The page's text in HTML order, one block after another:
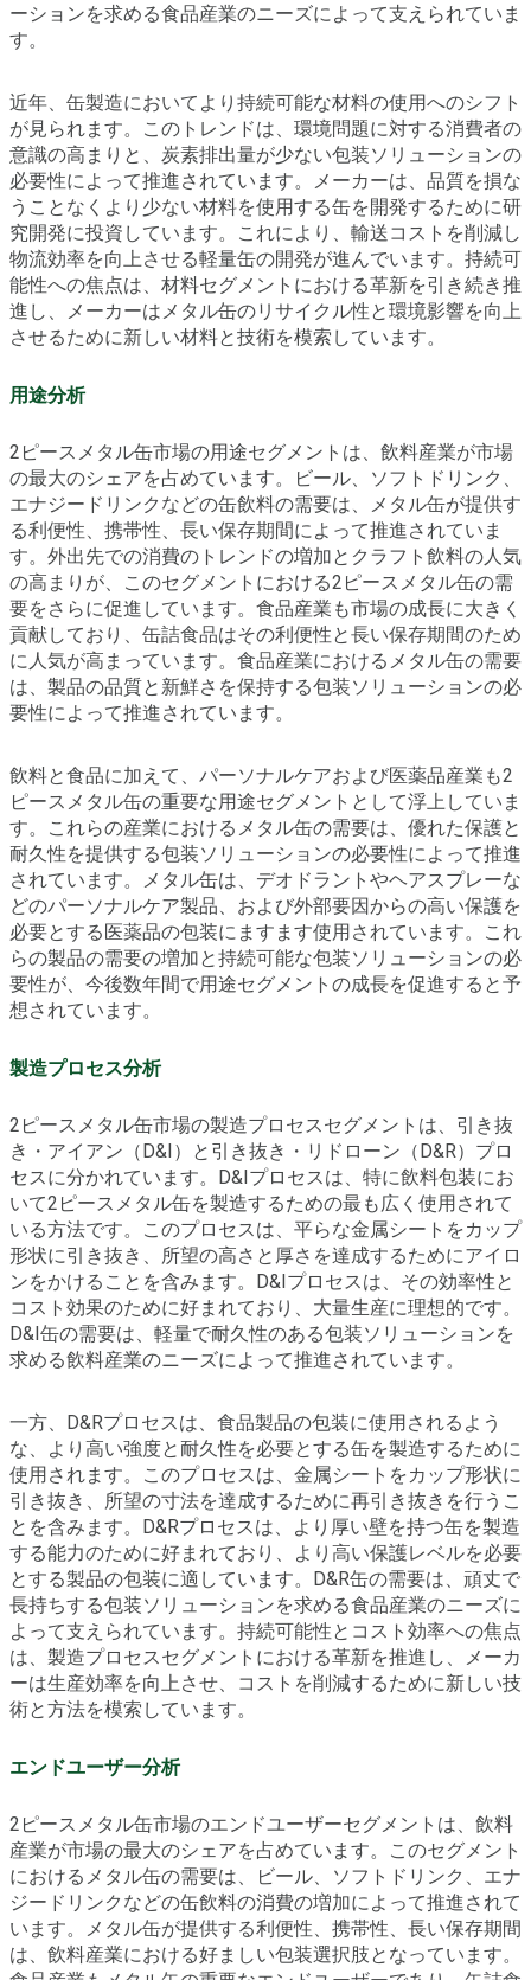
ーションを求める食品産業のニーズによって支えられていま
す。
近年、缶製造においてより持続可能な材料の使用へのシフト
が見られます。このトレンドは、環境問題に対する消費者の
意識の高まりと、炭素排出量が少ない包装ソリューションの
必要性によって推進されています。メーカーは、品質を損な
うことなくより少ない材料を使用する缶を開発するために研
究開発に投資しています。これにより、輸送コストを削減し
物流効率を向上させる軽量缶の開発が進んでいます。持続可
能性への焦点は、材料セグメントにおける革新を引き続き推
進し、メーカーはメタル缶のリサイクル性と環境影響を向上
させるために新しい材料と技術を模索しています。
用途分析
2ピースメタル缶市場の用途セグメントは、飲料産業が市場
の最大のシェアを占めています。ビール、ソフトドリンク、
エナジードリンクなどの缶飲料の需要は、メタル缶が提供す
る利便性、携帯性、長い保存期間によって推進されていま
す。外出先での消費のトレンドの増加とクラフト飲料の人気
の高まりが、このセグメントにおける2ピースメタル缶の需
要をさらに促進しています。食品産業も市場の成長に大きく
貢献しており、缶詰食品はその利便性と長い保存期間のため
に人気が高まっています。食品産業におけるメタル缶の需要
は、製品の品質と新鮮さを保持する包装ソリューションの必
要性によって推進されています。
飲料と食品に加えて、パーソナルケアおよび医薬品産業も2
ピースメタル缶の重要な用途セグメントとして浮上していま
す。これらの産業におけるメタル缶の需要は、優れた保護と
耐久性を提供する包装ソリューションの必要性によって推進
されています。メタル缶は、デオドラントやヘアスプレーな
どのパーソナルケア製品、および外部要因からの高い保護を
必要とする医薬品の包装にますます使用されています。これ
らの製品の需要の増加と持続可能な包装ソリューションの必
要性が、今後数年間で用途セグメントの成長を促進すると予
想されています。
製造プロセス分析
2ピースメタル缶市場の製造プロセスセグメントは、引き抜
き・アイアン（D&I）と引き抜き・リドローン（D&R）プロ
セスに分かれています。D&Iプロセスは、特に飲料包装にお
いて2ピースメタル缶を製造するための最も広く使用されて
いる方法です。このプロセスは、平らな金属シートをカップ
形状に引き抜き、所望の高さと厚さを達成するためにアイロ
ンをかけることを含みます。D&Iプロセスは、その効率性と
コスト効果のために好まれており、大量生産に理想的です。
D&I缶の需要は、軽量で耐久性のある包装ソリューションを
求める飲料産業のニーズによって推進されています。
一方、D&Rプロセスは、食品製品の包装に使用されるよう
な、より高い強度と耐久性を必要とする缶を製造するために
使用されます。このプロセスは、金属シートをカップ形状に
引き抜き、所望の寸法を達成するために再引き抜きを行うこ
とを含みます。D&Rプロセスは、より厚い壁を持つ缶を製造
する能力のために好まれており、より高い保護レベルを必要
とする製品の包装に適しています。D&R缶の需要は、頑丈で
長持ちする包装ソリューションを求める食品産業のニーズに
よって支えられています。持続可能性とコスト効率への焦点
は、製造プロセスセグメントにおける革新を推進し、メーカ
ーは生産効率を向上させ、コストを削減するために新しい技
術と方法を模索しています。
エンドユーザー分析
2ピースメタル缶市場のエンドユーザーセグメントは、飲料
産業が市場の最大のシェアを占めています。このセグメント
におけるメタル缶の需要は、ビール、ソフトドリンク、エナ
ジードリンクなどの缶飲料の消費の増加によって推進されて
います。メタル缶が提供する利便性、携帯性、長い保存期間
は、飲料産業における好ましい包装選択肢となっています。